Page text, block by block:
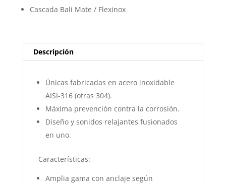
Cascada Bali Mate / Flexinox
Descripción
Únicas fabricadas en acero inoxidable
AISI-316 (otras 304).
Máxima prevención contra la corrosión.
Diseño y sonidos relajantes fusionados
en uno.
Características:
Amplia gama con anclaje según